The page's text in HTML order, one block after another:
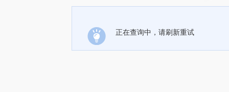
正在查询中，请刷新重试